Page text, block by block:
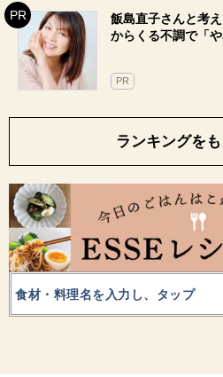
飯島直子さんと考
からくる不調で「
PR
ランキングを